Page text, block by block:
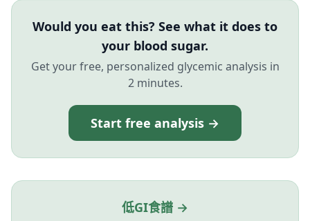
Would you eat this? See what it does to
your blood sugar.
Get your free, personalized glycemic analysis in
2 minutes.
Start free analysis →
低GI食譜 →